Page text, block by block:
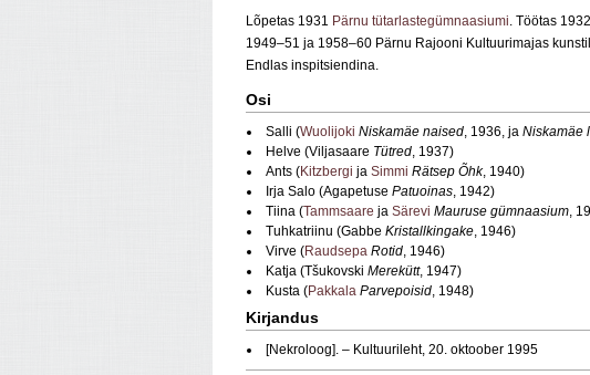
Lõpetas 1931 Pärnu tütarlastegümnaasiumi. Töötas
1949–51 ja 1958–60 Pärnu Rajooni Kultuurimajas
Endlas inspitsiendina.
Osi
Salli (Wuolijoki Niskamäe naised, 1936, ja Niskamäe
Helve (Viljasaare Tütred, 1937)
Ants (Kitzbergi ja Simmi Rätsep Õhk, 1940)
Irja Salo (Agapetuse Patuoinas, 1942)
Tiina (Tammsaare ja Särevi Mauruse gümnaasium,
Tuhkatriinu (Gabbe Kristallkingake, 1946)
Virve (Raudsepa Rotid, 1946)
Katja (Tšukovski Merekütt, 1947)
Kusta (Pakkala Parvepoisid, 1948)
Kirjandus
[Nekroloog]. – Kultuurileht, 20. oktoober 1995